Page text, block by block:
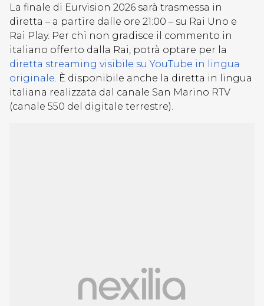
La finale di Eurvision 2026 sarà trasmessa in
diretta – a partire dalle ore 21:00 – su Rai Uno e
Rai Play. Per chi non gradisce il commento in
italiano offerto dalla Rai, potrà optare per la
diretta streaming visibile su YouTube in lingua
originale. È disponibile anche la diretta in lingua
italiana realizzata dal canale San Marino RTV
(canale 550 del digitale terrestre).